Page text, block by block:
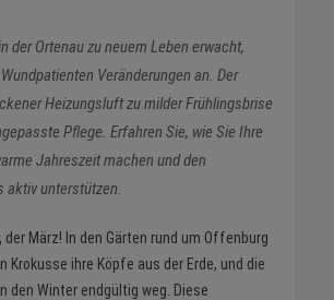
der Ortenau zu neuem Leben erwacht,
Veränderungen an. Der
Heizungsluft zu milder Frühlingsbrise
Pflege. Erfahren Sie, wie Sie Ihre
Jahreszeit machen und den
aktiv unterstützen.
der März! In den Gärten rund um Offenburg
Krokusse ihre Köpfe aus der Erde, und die
den Winter endgültig weg. Diese